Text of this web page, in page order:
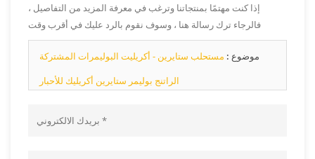
إذا كنت مهتمًا بمنتجاتنا وترغب في معرفة المزيد من التفاصيل ،
فالرجاء ترك رسالة هنا ، وسوف نقوم بالرد عليك في أقرب وقت
ممكن.
موضوع : مستحلب ستايرين - أكريليت البوليمرات المشتركة
الراتنج بوليمر ستايرين أكريليك للأحبار